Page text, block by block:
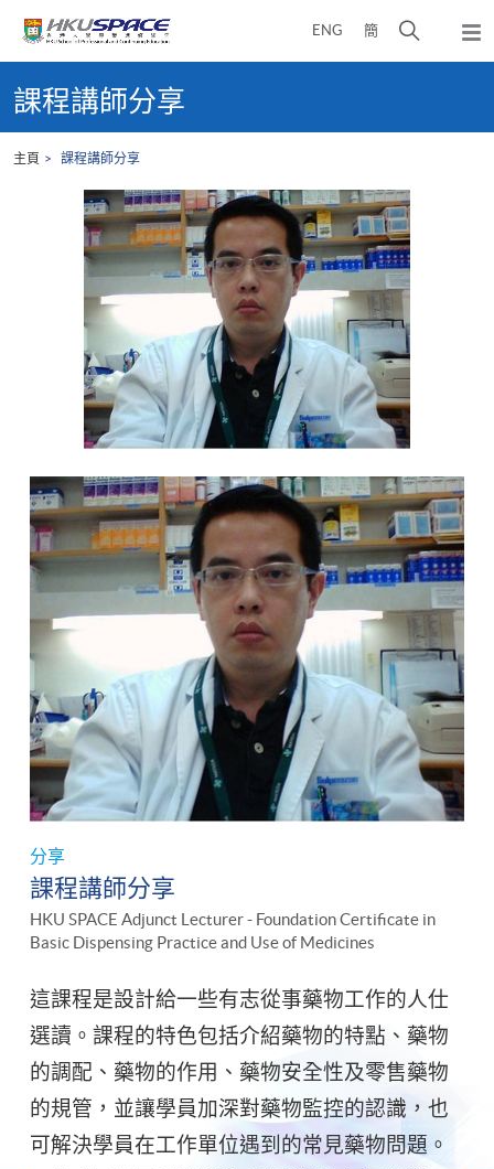
ENG 簡
開
彈
出
單
content
start課程講師分享
主頁 課程講師分享
分享
課程講師分享
HKU SPACE Adjunct Lecturer - Foundation Certificate in
Basic Dispensing Practice and Use of Medicines
這課程是設計給一些有志從事藥物工作的人仕
選讀。課程的特色包括介紹藥物的特點、藥物
的調配、藥物的作用、藥物安全性及零售藥物
的規管，並讓學員加深對藥物監控的認識，也
可解決學員在工作單位遇到的常見藥物問題。